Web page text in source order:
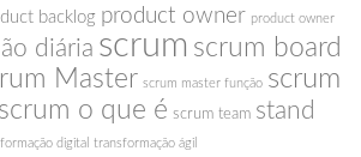
backlog product owner product owner
diária scrum scrum board
Master scrum master função scrum
scrum o que é scrum team stand
digital transformação ágil